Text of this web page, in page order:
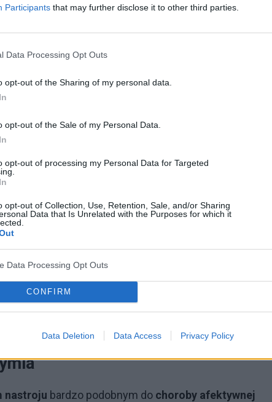
Participants that may further disclose it to other third parties.
Data Processing Opt Outs
opt-out of the Sharing of my personal data.
opt-out of the Sale of my Personal Data.
opt-out of processing my Personal Data for Targeted
opt-out of Collection, Use, Retention, Sale, and/or Sharing
Data that Is Unrelated with the Purposes for which it
Data Processing Opt Outs
CONFIRM
Data Deletion Data Access Privacy Policy
zmagać się z nimi łącznie może nawet 20%
na pięć osób cierpi nadepresję– dozaburzeń
jednostek.
afektywna dwubiegunowa
dla tej jednostki jest to, że u jednego
(epizody depresyjne) oraz epizody
Przebieg schorzenia bywa odmienny u
depresyjne, u innych maniakalne, różny bywa
okresów remisji. Dość często zdarza się, że u
rozpoznawana jest
zaburzeń nastrojujest epizod depresyjny. W takich
szybko wychodzi na jaw – w sytuacji, gdy
zacznie przyjmować
wystąpieniem u niego epizodu
nastroju bardzo podobnym do choroby afektywnej